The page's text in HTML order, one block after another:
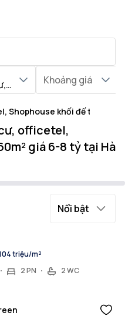
Officetel, Shophouse khối
Khoảng giá
Shophouse khối đế tại
officetel,
giá 6-8 tỷ tại Hà
Nổi bật
triệu/m²
2 PN 2 WC